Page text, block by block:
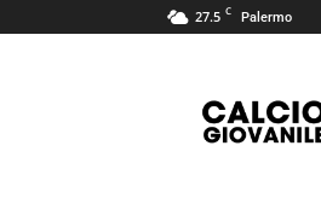
27.5 C Palermo